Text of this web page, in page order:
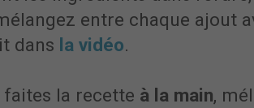
entre chaque ajout
dans la vidéo.
faites la recette à la main,